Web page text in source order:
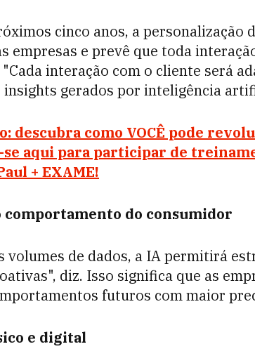
cinco anos, a personalização
empresas e prevê que toda
interação com o cliente será
insights gerados por inteligência
descubra como VOCÊ pode
aqui para participar de
+ EXAME!
comportamento do consumidor
volumes de dados, a IA permitirá
diz. Isso significa que as
futuros com maior
e digital